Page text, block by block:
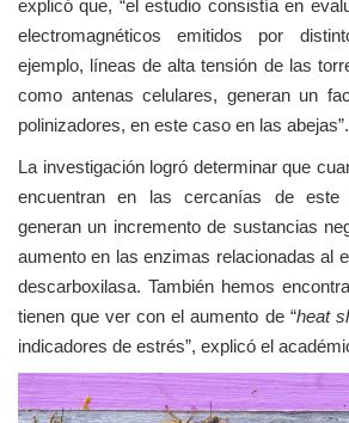
explicó que, “el estudio consistía en
electromagnéticos emitidos por
ejemplo, líneas de alta tensión de las
como antenas celulares, generan un
polinizadores, en este caso en las abejas”.
La investigación logró determinar que
encuentran en las cercanías de este
generan un incremento de sustancias
aumento en las enzimas relacionadas al
descarboxilasa. También hemos
tienen que ver con el aumento de “heat
indicadores de estrés”, explicó el